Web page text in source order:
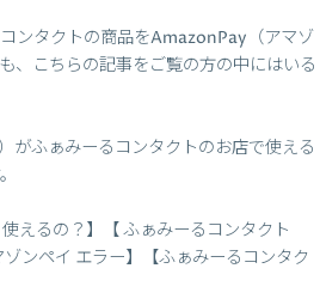
ンタクトの商品をAmazonPay（アマゾ
、こちらの記事をご覧の方の中にはいる
ふぁみーるコンタクトのお店で使える
えるの？】【 ふぁみーるコンタクト
ンペイ エラー】【ふぁみーるコンタク